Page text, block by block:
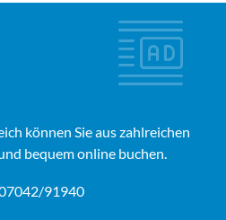
können Sie aus zahlreichen
bequem online buchen.
07042/91940